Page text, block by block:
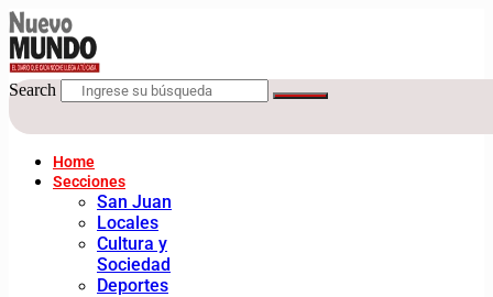
Search
Home
Secciones
San Juan
Locales
Cultura y
Sociedad
Deportes